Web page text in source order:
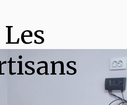
Les